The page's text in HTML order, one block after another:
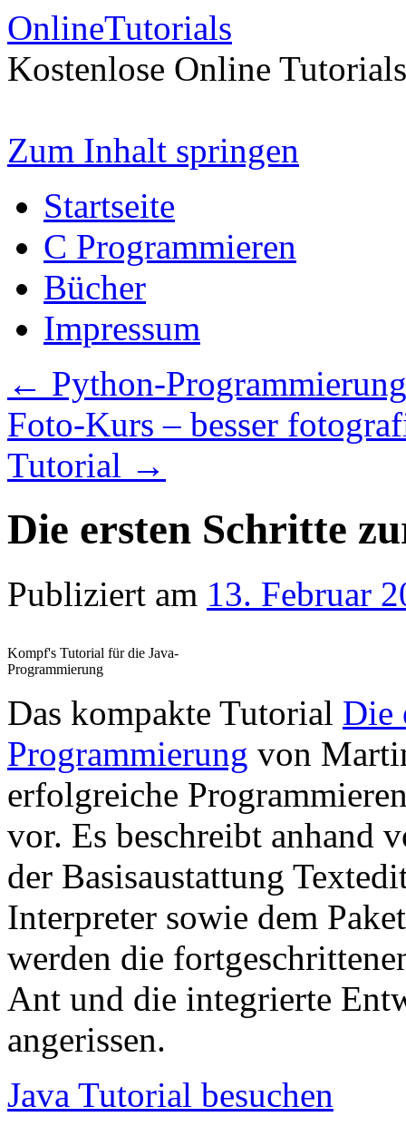
OnlineTutorials
Kostenlose Online
Zum Inhalt springen
Startseite
C Programmieren
Bücher
Impressum
← Python-
Foto-Kurs – besser
Tutorial →
Die ersten Schritte
Publiziert am 13. Februar
Kompf's Tutorial für die Java-
Programmierung
Das kompakte Tutorial Die
Programmierung von
erfolgreiche
vor. Es beschreibt anhand
der Basisaustattung
Interpreter sowie dem
werden die
Ant und die integrierte
angerissen.
Java Tutorial besuchen